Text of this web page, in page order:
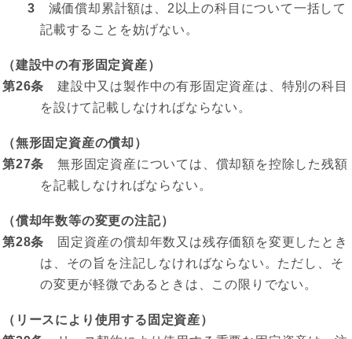
3 減価償却累計額は、2以上の科目について一括して
記載することを妨げない。
（建設中の有形固定資産）
第26条 建設中又は製作中の有形固定資産は、特別の科目
を設けて記載しなければならない。
（無形固定資産の償却）
第27条 無形固定資産については、償却額を控除した残額
を記載しなければならない。
（償却年数等の変更の注記）
第28条 固定資産の償却年数又は残存価額を変更したとき
は、その旨を注記しなければならない。ただし、そ
の変更が軽微であるときは、この限りでない。
（リースにより使用する固定資産）